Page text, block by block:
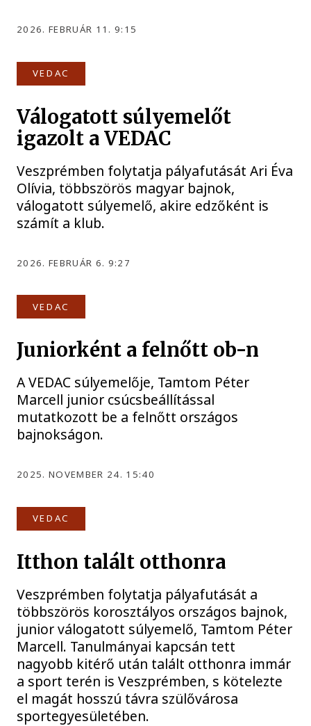
2026. FEBRUÁR 11. 9:15
VEDAC
Válogatott súlyemelőt
igazolt a VEDAC
Veszprémben folytatja pályafutását Ari Éva
Olívia, többszörös magyar bajnok,
válogatott súlyemelő, akire edzőként is
számít a klub.
2026. FEBRUÁR 6. 9:27
VEDAC
Juniorként a felnőtt ob-n
A VEDAC súlyemelője, Tamtom Péter
Marcell junior csúcsbeállítással
mutatkozott be a felnőtt országos
bajnokságon.
2025. NOVEMBER 24. 15:40
VEDAC
Itthon talált otthonra
Veszprémben folytatja pályafutását a
többszörös korosztályos országos bajnok,
junior válogatott súlyemelő, Tamtom Péter
Marcell. Tanulmányai kapcsán tett
nagyobb kitérő után talált otthonra immár
a sport terén is Veszprémben, s kötelezte
el magát hosszú távra szülővárosa
sportegyesületében.